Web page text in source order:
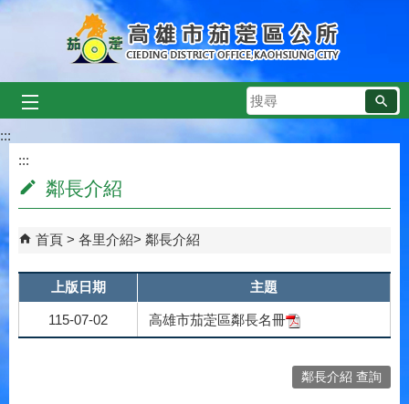
跳到主要內容區塊
搜
尋
:::
:::
鄰長介紹
首頁 各里介紹 鄰長介紹
上版日期 主題
115-07-02 高雄市茄萣區鄰長名冊
鄰長介紹 查詢